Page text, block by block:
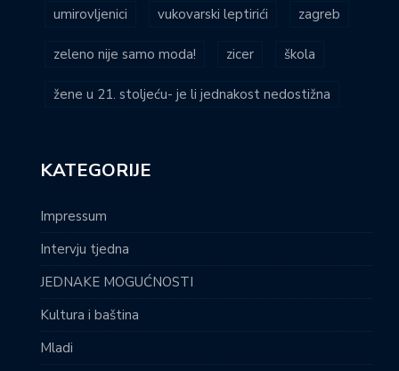
umirovljenici vukovarski leptirići zagreb
zeleno nije samo moda! zicer škola
žene u 21. stoljeću- je li jednakost nedostižna
KATEGORIJE
Impressum
Intervju tjedna
JEDNAKE MOGUĆNOSTI
Kultura i baština
Mladi